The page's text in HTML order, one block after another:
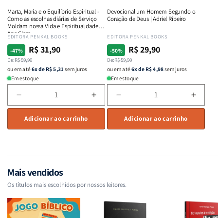
Intimidade
em
Deus
Intimidade
em
Deus
Fervor
Charles
Spurgeon
Fervor
Marta, Maria e o Equilíbrio Espiritual -
Como as escolhas diárias de Serviço
Moldam nossa Vida e Espiritualidade -
Ana Clara
Fornecedor:
EDITORA PENKAL BOOKS
-47%
Preço
normal
De:R$ 59,90
Preço
promocional
R$ 31,90
ou em até6x de R$ 5,31 sem juros
Em estoque
a
quantidade
de
o
Equilíbrio
-
Como
Aumentar
a
quantidade
de
Equilíbrio
Como
Adicionar ao carrinho
Devocional um Homem Segundo o
Coração de Deus | Adriel Ribeiro
Fornecedor:
EDITORA PENKAL BOOKS
-50%
Preço
normal
De:R$ 59,90
Preço
promocional
R$ 29,90
ou em até6x de R$ 4,98sem juros
Em estoque
a
quantidade
de
de
Deus
a
de
de
Deus
Adicionar ao carrinho
Mais vendidos
Os títulos mais escolhidos por nossos leitores.